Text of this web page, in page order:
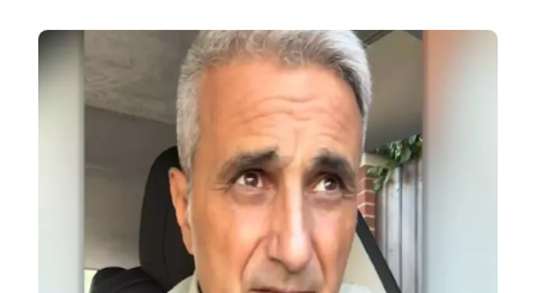
LEGĂTURĂ CU LIBERTATEA DE EXPRIMARE”